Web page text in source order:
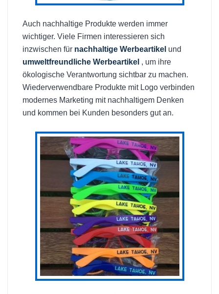
Auch nachhaltige Produkte werden immer
wichtiger. Viele Firmen interessieren sich
inzwischen für nachhaltige Werbeartikel und
umweltfreundliche Werbeartikel , um ihre
ökologische Verantwortung sichtbar zu machen.
Wiederverwendbare Produkte mit Logo verbinden
modernes Marketing mit nachhaltigem Denken
und kommen bei Kunden besonders gut an.